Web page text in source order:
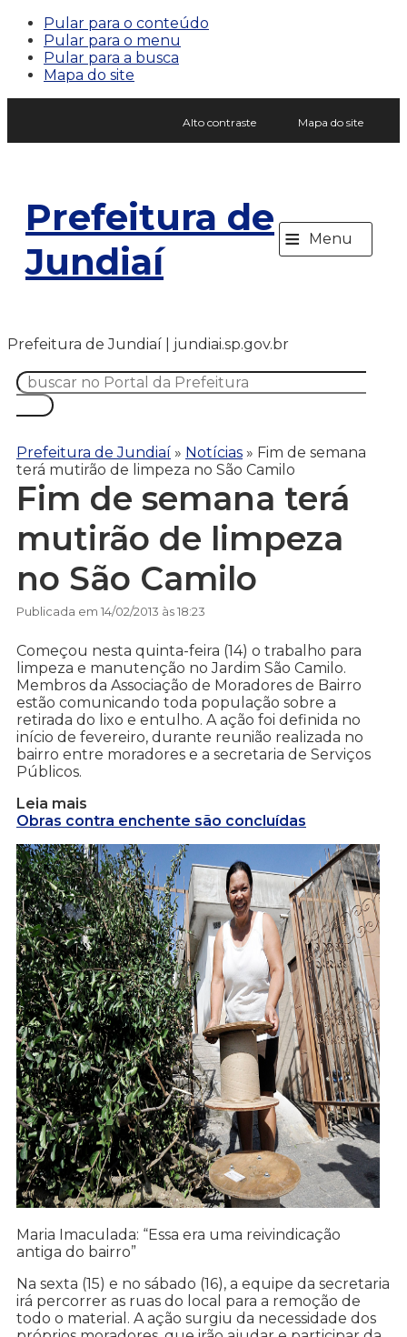
Pular para o conteúdo
Pular para o menu
Pular para a busca
Mapa do site
Alto contraste Mapa do site
Prefeitura de
Jundiaí
≡ Menu
Prefeitura de Jundiaí | jundiai.sp.gov.br
Prefeitura de Jundiaí » Notícias » Fim de semana
terá mutirão de limpeza no São Camilo
Fim de semana terá
mutirão de limpeza
no São Camilo
Publicada em 14/02/2013 às 18:23
Começou nesta quinta-feira (14) o trabalho para
limpeza e manutenção no Jardim São Camilo.
Membros da Associação de Moradores de Bairro
estão comunicando toda população sobre a
retirada do lixo e entulho. A ação foi definida no
início de fevereiro, durante reunião realizada no
bairro entre moradores e a secretaria de Serviços
Públicos.
Leia mais
Obras contra enchente são concluídas
Maria Imaculada: “Essa era uma reivindicação
antiga do bairro”
Na sexta (15) e no sábado (16), a equipe da secretaria
irá percorrer as ruas do local para a remoção de
todo o material. A ação surgiu da necessidade dos